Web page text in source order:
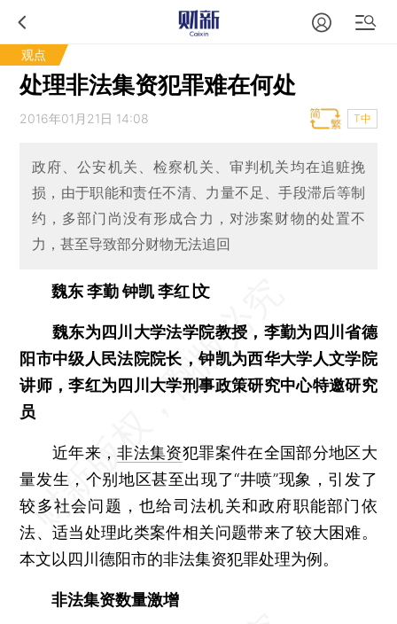
观点
处理非法集资犯罪难在何处
2016年01月21日 14:08 T中
政府、公安机关、检察机关、审判机关均在追赃挽
损，由于职能和责任不清、力量不足、手段滞后等制
约，多部门尚没有形成合力，对涉案财物的处置不
力，甚至导致部分财物无法追回
魏东 李勤 钟凯 李红∣文
魏东为四川大学法学院教授，李勤为四川省德
阳市中级人民法院院长，钟凯为西华大学人文学院
讲师，李红为四川大学刑事政策研究中心特邀研究
员
近年来，非法集资犯罪案件在全国部分地区大
量发生，个别地区甚至出现了“井喷”现象，引发了
较多社会问题，也给司法机关和政府职能部门依
法、适当处理此类案件相关问题带来了较大困难。
本文以四川德阳市的非法集资犯罪处理为例。
非法集资数量激增